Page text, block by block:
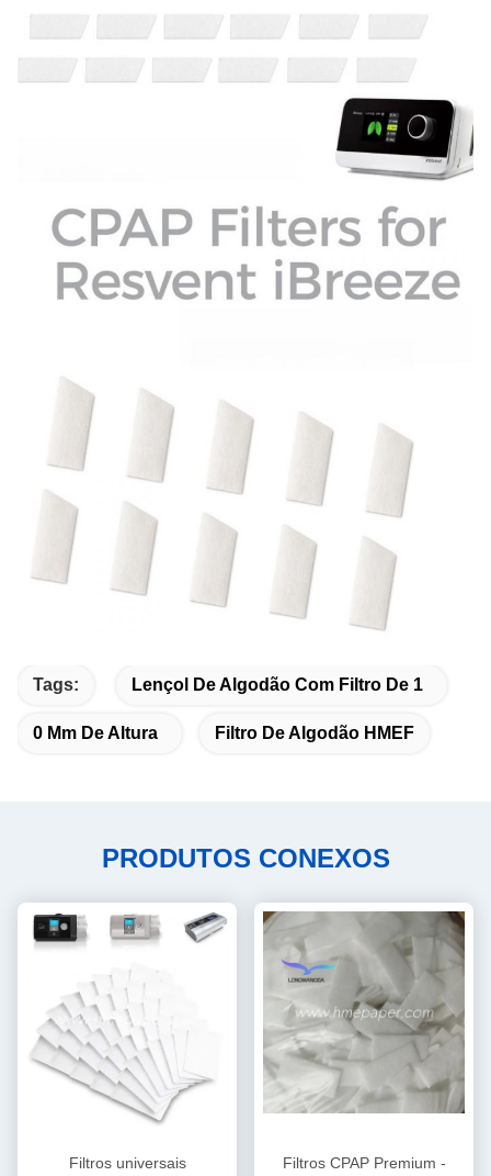
Tags: Lençol De Algodão Com Filtro De 1
0 Mm De Altura Filtro De Algodão HMEF
PRODUTOS CONEXOS
Filtros universais
Filtros CPAP Premium -